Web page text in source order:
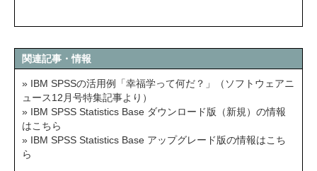
関連記事・情報
» IBM SPSSの活用例「幸福学って何だ？」（ソフトウェアニ
ュース12月号特集記事より）
» IBM SPSS Statistics Base ダウンロード版（新規）の情報
はこちら
» IBM SPSS Statistics Base アップグレード版の情報はこち
ら